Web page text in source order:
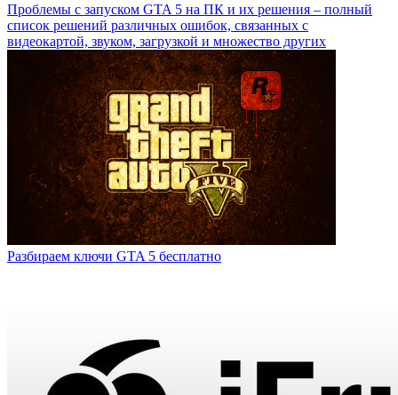
Проблемы с запуском GTA 5 на ПК и их решения – полный
список решений различных ошибок, связанных с
видеокартой, звуком, загрузкой и множество других
Разбираем ключи GTA 5 бесплатно